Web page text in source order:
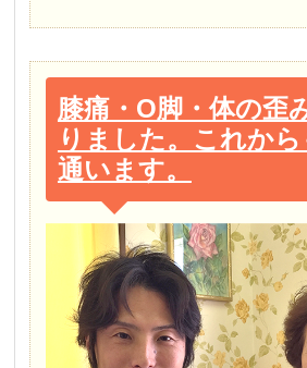
膝痛・O脚・体の歪
りました。これか
通います。